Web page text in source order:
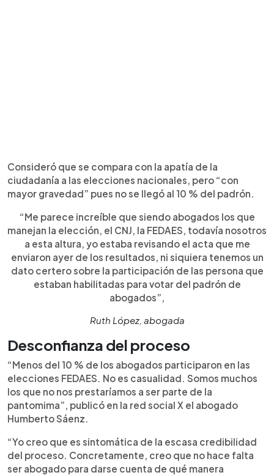
Consideró que se compara con la apatía de la
ciudadanía a las elecciones nacionales, pero “con
mayor gravedad” pues no se llegó al 10 % del padrón.
“Me parece increíble que siendo abogados los que
manejan la elección, el CNJ, la FEDAES, todavía nosotros
a esta altura, yo estaba revisando el acta que me
enviaron ayer de los resultados, ni siquiera tenemos un
dato certero sobre la participación de las persona que
estaban habilitadas para votar del padrón de
abogados”,
Ruth López, abogada
Desconfianza del proceso
“Menos del 10 % de los abogados participaron en las
elecciones FEDAES. No es casualidad. Somos muchos
los que no nos prestaríamos a ser parte de la
pantomima”, publicó en la red social X el abogado
Humberto Sáenz.
“Yo creo que es sintomática de la escasa credibilidad
del proceso. Concretamente, creo que no hace falta
ser abogado para darse cuenta de qué manera